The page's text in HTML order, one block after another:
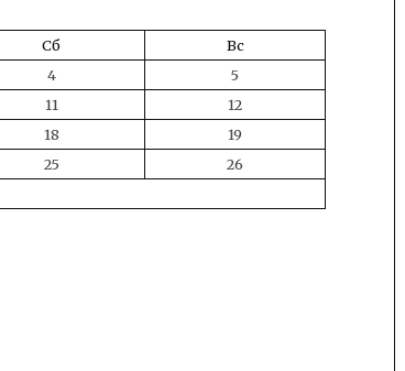
Сб
Вс
4
5
11
12
18
19
25
26